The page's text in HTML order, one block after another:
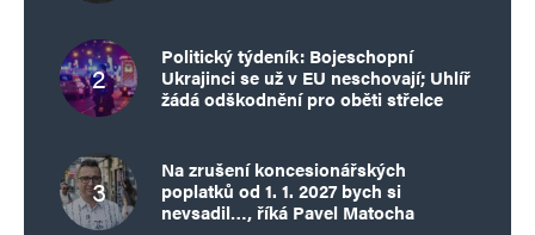
Politický týdeník: Bojeschopní
Ukrajinci se už v EU neschovají; Uhlíř
žádá odškodnění pro oběti střelce
Na zrušení koncesionářských
poplatků od 1. 1. 2027 bych si
nevsadil…, říká Pavel Matocha